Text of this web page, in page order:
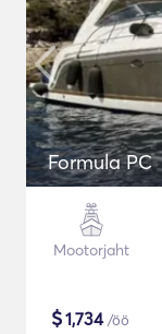
Formula PC
Mootorjaht
$1,734/öö